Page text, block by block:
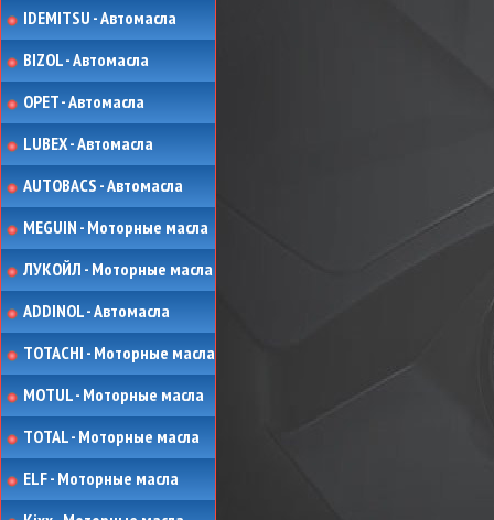
IDEMITSU - Автомасла
BIZOL - Автомасла
OPET - Автомасла
LUBEX - Автомасла
AUTOBACS - Автомасла
MEGUIN - Моторные масла
ЛУКОЙЛ - Моторные масла
ADDINOL - Автомасла
TOTACHI - Моторные масла
MOTUL - Моторные масла
TOTAL - Моторные масла
ELF - Моторные масла